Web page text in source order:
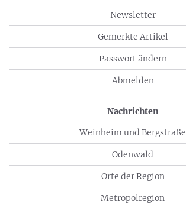
Newsletter
Gemerkte Artikel
Passwort ändern
Abmelden
Nachrichten
Weinheim und Bergstraße
Odenwald
Orte der Region
Metropolregion